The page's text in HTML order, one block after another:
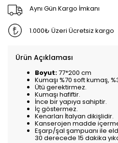
Aynı Gün Kargo İmkanı
1.000₺ Üzeri Ücretsiz kargo
Ürün Açıklaması
Boyut:77*200 cm
Kumaşı %70 soft kumaş,
Ütü gerektirmez.
Kumaşı hafiftir.
İnce bir yapıya sahiptir.
İç göstermez.
Kenarları İtalyan dikişlidir.
Kanserojen madde
Eşarp/şal şampuanı ile
30 derecede 15 dakika